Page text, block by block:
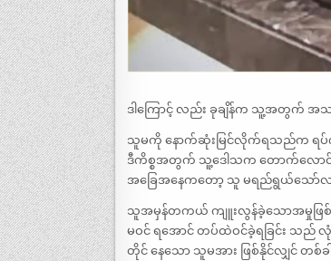
ဒါကြောင့် လည်း ခုချိန်က သူ့အတွက် အ
သူမကို နောက်ဆုံးမြင်လိုက်ရသည်က ရပ်
ဒီကိစ္စအတွက် သူ့ဒေါသက တောက်လောင်
အခြေအနေကတော့ သူ မရည်ရွယ်သော်လည်
သူအမှန်တကယ် ကျူးလွန်ခဲ့သောအမှုဖြစ်၍
မဝင် ရအောင် တပ်ထဲဝင်ခဲ့ရခြင်း သ
တိုင် နေသော သူမအား ဖြစ်နိုင်လျှင်